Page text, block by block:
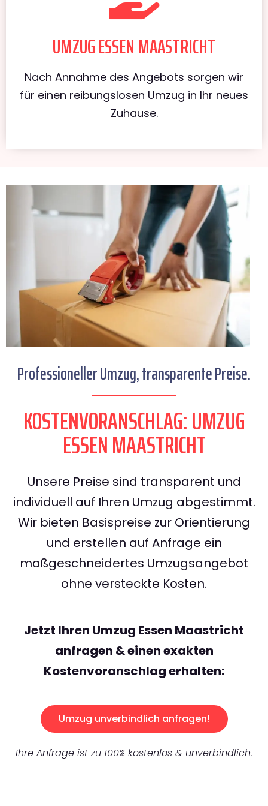
UMZUG ESSEN MAASTRICHT
Nach Annahme des Angebots sorgen wir
für einen reibungslosen Umzug in Ihr neues
Zuhause.
Professioneller Umzug, transparente Preise.
KOSTENVORANSCHLAG: UMZUG
ESSEN MAASTRICHT
Unsere Preise sind transparent und
individuell auf Ihren Umzug abgestimmt.
Wir bieten Basispreise zur Orientierung
und erstellen auf Anfrage ein
maßgeschneidertes Umzugsangebot
ohne versteckte Kosten.
Jetzt Ihren Umzug Essen Maastricht
anfragen & einen exakten
Kostenvoranschlag erhalten:
Umzug unverbindlich anfragen!
Ihre Anfrage ist zu 100% kostenlos & unverbindlich.